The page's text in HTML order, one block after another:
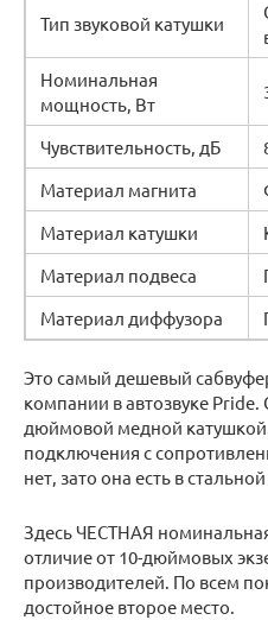
Тип звуковой катушки
Номинальная
мощность, Вт
Чувствительность, дБ
Материал магнита
Материал катушки
Материал подвеса
Материал диффузора
Это самый дешевый
компании в автозвуке
дюймовой медной
подключения с
нет, зато она есть в
Здесь ЧЕСТНАЯ
отличие от 10-дюймовых
производителей. По всем
достойное второе место.